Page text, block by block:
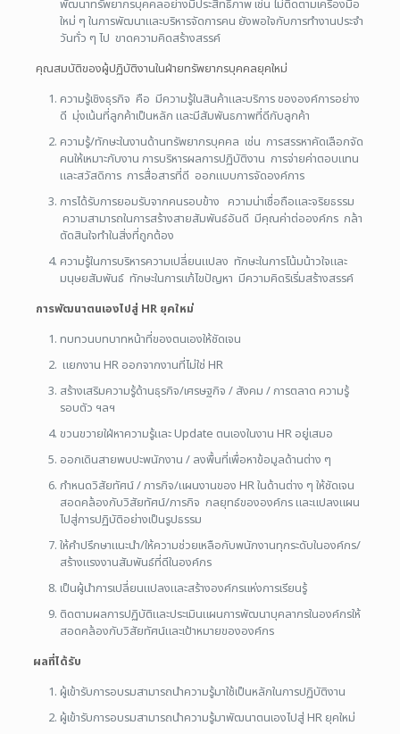
พัฒนาทรัพยากรบุคคลอย่างมีประสิทธิภาพ เช่น ไม่ติดตามเครื่องมือ
ใหม่ ๆ ในการพัฒนาและบริหารจัดการคน ยังพอใจกับการทำงานประจำ
วันทั่ว ๆ ไป ขาดความคิดสร้างสรรค์
คุณสมบัติของผู้ปฏิบัติงานในฝ่ายทรัพยากรบุคคลยุคใหม่
ความรู้เชิงธุรกิจ คือ มีความรู้ในสินค้าและบริการ ขององค์การอย่าง
ดี มุ่งเน้นที่ลูกค้าเป็นหลัก และมีสัมพันธภาพที่ดีกับลูกค้า
ความรู้/ทักษะในงานด้านทรัพยากรบุคคล เช่น การสรรหาคัดเลือกจัด
คนให้เหมาะกับงาน การบริหารผลการปฏิบัติงาน การจ่ายค่าตอบแทน
และสวัสดิการ การสื่อสารที่ดี ออกแบบการจัดองค์การ
การได้รับการยอมรับจากคนรอบข้าง ความน่าเชื่อถือและจริยธรรม
ความสามารถในการสร้างสายสัมพันธ์อันดี มีคุณค่าต่อองค์กร กล้า
ตัดสินใจทำในสิ่งที่ถูกต้อง
ความรู้ในการบริหารความเปลี่ยนแปลง ทักษะในการโน้มน้าวใจและ
มนุษยสัมพันธ์ ทักษะในการแก้ไขปัญหา มีความคิดริเริ่มสร้างสรรค์
การพัฒนาตนเองไปสู่ HR ยุคใหม่
ทบทวนบทบาทหน้าที่ของตนเองให้ชัดเจน
แยกงาน HR ออกจากงานที่ไม่ใช่ HR
สร้างเสริมความรู้ด้านธุรกิจ/เศรษฐกิจ / สังคม / การตลาด ความรู้
รอบตัว ฯลฯ
ขวนขวายใฝ่หาความรู้และ Update ตนเองในงาน HR อยู่เสมอ
ออกเดินสายพบปะพนักงาน / ลงพื้นที่เพื่อหาข้อมูลด้านต่าง ๆ
กำหนดวิสัยทัศน์ / ภารกิจ/แผนงานของ HR ในด้านต่าง ๆ ให้ชัดเจน
สอดคล้องกับวิสัยทัศน์/ภารกิจ กลยุทธ์ขององค์กร และแปลงแผน
ไปสู่การปฏิบัติอย่างเป็นรูปธรรม
ให้คำปรึกษาแนะนำ/ให้ความช่วยเหลือกับพนักงานทุกระดับในองค์กร/
สร้างแรงงานสัมพันธ์ที่ดีในองค์กร
เป็นผู้นำการเปลี่ยนแปลงและสร้างองค์กรแห่งการเรียนรู้
ติดตามผลการปฏิบัติและประเมินแผนการพัฒนาบุคลากรในองค์กรให้
สอดคล้องกับวิสัยทัศน์และเป้าหมายขององค์กร
ผลที่ได้รับ
ผู้เข้ารับการอบรมสามารถนำความรู้มาใช้เป็นหลักในการปฏิบัติงาน
ผู้เข้ารับการอบรมสามารถนำความรู้มาพัฒนาตนเองไปสู่ HR ยุคใหม่